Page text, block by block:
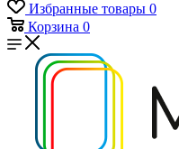
Избранные товары 0
Корзина 0